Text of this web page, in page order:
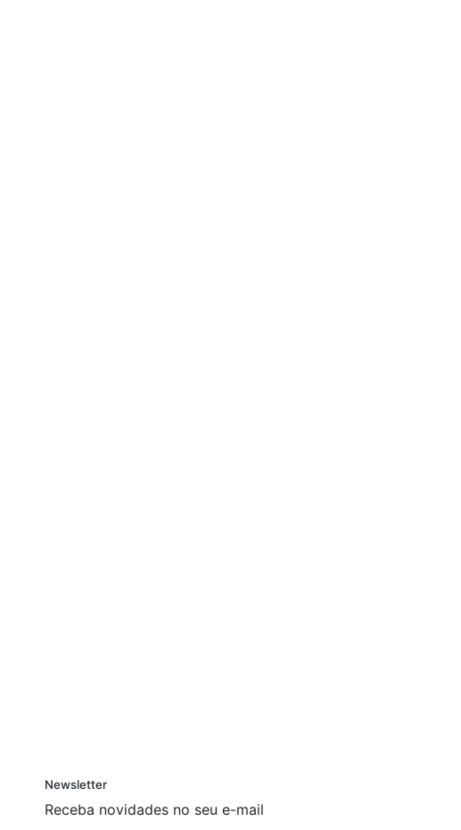
Newsletter
Receba novidades no seu e-mail